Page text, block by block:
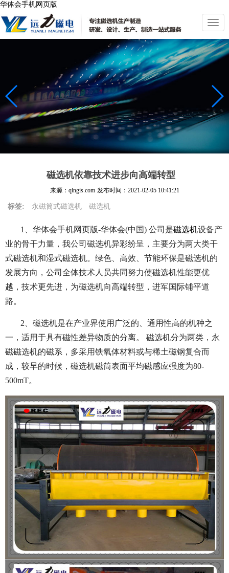
华体会手机网页版
切
换
导
航
磁选机依靠技术进步向高端转型
来源：qingis.com 发布时间： 2021-02-05 10:41:21
标签: 永磁筒式磁选机 磁选机
1、华体会手机网页版-华体会(中国) 公司是磁选机设备产
业的骨干力量，我公司磁选机异彩纷呈，主要分为两大类干
式磁选机和湿式磁选机。绿色、高效、节能环保是磁选机的
发展方向，公司全体技术人员共同努力使磁选机性能更优
越，技术更先进，为磁选机向高端转型，进军国际铺平道
路。
2、磁选机是在产业界使用广泛的、通用性高的机种之
一，适用于具有磁性差异物质的分离。 磁选机分为两类，永
磁磁选机的磁系，多采用铁氧体材料或与稀土磁钢复合而
成，较早的时候，磁选机磁筒表面平均磁感应强度为80-
500mT。